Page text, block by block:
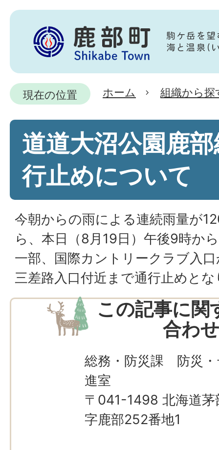
現在の位置 ホーム 組織から探
道道大沼公園鹿
行止めについて
今朝からの雨による連続雨量が
ら、本日（8月19日）午後9時か
一部、国際カントリークラブ入
三差路入口付近まで通行止めと
この記事に関
合わ
総務・防災課 防災・
進室
〒041-1498 北海道茅
字鹿部252番地1